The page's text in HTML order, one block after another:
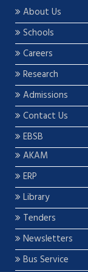
About Us
Schools
Careers
Research
Admissions
Contact Us
EBSB
AKAM
ERP
Library
Tenders
Newsletters
Bus Service